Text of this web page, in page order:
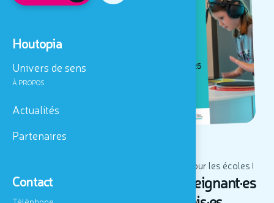
Houtopia
Univers de sens
À PROPOS
Actualités
Partenaires
Contact
Venez découvrir nos outils pédagogiques pour les écoles !
Portes-ouvertes pour les enseignant·es